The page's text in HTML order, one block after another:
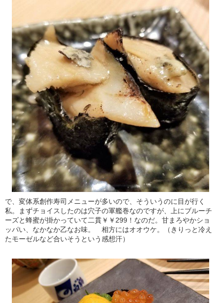
で、変体系創作寿司メニューが多いので、そういうのに目が行く
私。まずチョイスしたのは穴子の軍艦巻なのですが、上にブルーチ
ーズと蜂蜜が掛かっていて二貫￥￥299！なのだ。甘まろやかショ
ッパい、なかなか乙なお味。 相方にはオオウケ。（きりっと冷え
たモーゼルなど合いそうという感想汗）